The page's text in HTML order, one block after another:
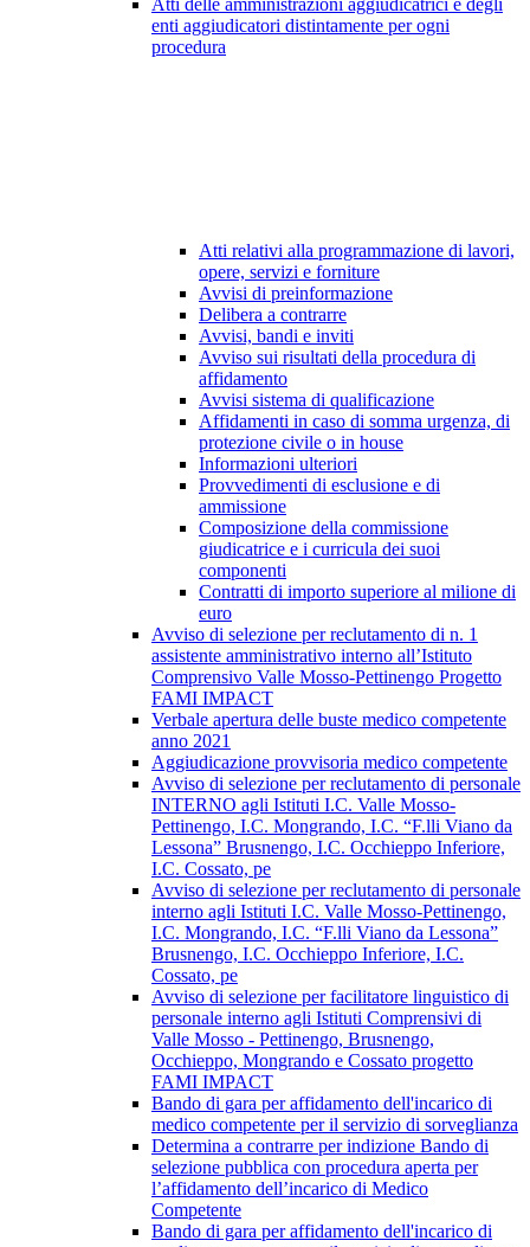
Atti delle amministrazioni aggiudicatrici e degli
enti aggiudicatori distintamente per ogni
procedura
Atti relativi alla programmazione di lavori,
opere, servizi e forniture
Avvisi di preinformazione
Delibera a contrarre
Avvisi, bandi e inviti
Avviso sui risultati della procedura di
affidamento
Avvisi sistema di qualificazione
Affidamenti in caso di somma urgenza, di
protezione civile o in house
Informazioni ulteriori
Provvedimenti di esclusione e di
ammissione
Composizione della commissione
giudicatrice e i curricula dei suoi
componenti
Contratti di importo superiore al milione di
euro
Avviso di selezione per reclutamento di n. 1
assistente amministrativo interno all’Istituto
Comprensivo Valle Mosso-Pettinengo Progetto
FAMI IMPACT
Verbale apertura delle buste medico competente
anno 2021
Aggiudicazione provvisoria medico competente
Avviso di selezione per reclutamento di personale
INTERNO agli Istituti I.C. Valle Mosso-
Pettinengo, I.C. Mongrando, I.C. “F.lli Viano da
Lessona” Brusnengo, I.C. Occhieppo Inferiore,
I.C. Cossato, pe
Avviso di selezione per reclutamento di personale
interno agli Istituti I.C. Valle Mosso-Pettinengo,
I.C. Mongrando, I.C. “F.lli Viano da Lessona”
Brusnengo, I.C. Occhieppo Inferiore, I.C.
Cossato, pe
Avviso di selezione per facilitatore linguistico di
personale interno agli Istituti Comprensivi di
Valle Mosso - Pettinengo, Brusnengo,
Occhieppo, Mongrando e Cossato progetto
FAMI IMPACT
Bando di gara per affidamento dell'incarico di
medico competente per il servizio di sorveglianza
Determina a contrarre per indizione Bando di
selezione pubblica con procedura aperta per
l’affidamento dell’incarico di Medico
Competente
Bando di gara per affidamento dell'incarico di